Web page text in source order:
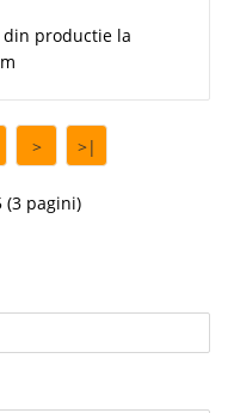
din productie la
> >|
(3 pagini)